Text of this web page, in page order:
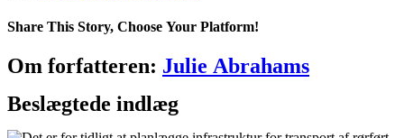
Share This Story, Choose Your Platform!
Facebook
X
Reddit
LinkedIn
WhatsApp
Telegram
Tumblr
Pinterest
Vk
Xing
E-
mail
Om forfatteren: Julie Abrahams
Beslægtede indlæg